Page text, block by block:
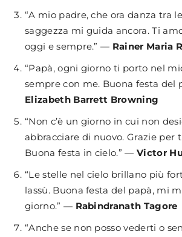
“A mio padre, che ora danza tra
saggezza mi guida ancora. Ti
oggi e sempre.” — Rainer Maria
“Papà, ogni giorno ti porto nel
sempre con me. Buona festa del
Elizabeth Barrett Browning
“Non c’è un giorno in cui non
abbracciare di nuovo. Grazie per
Buona festa in cielo.” —Victor
“Le stelle nel cielo brillano più
lassù. Buona festa del papà, mi
giorno.” — Rabindranath Tagore
“Anche se non posso vederti o